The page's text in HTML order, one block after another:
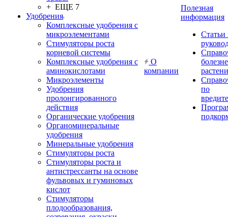
+ ЕЩЕ 7
Удобрения
Комплексные удобрения с
микроэлементами
Стимуляторы роста
корневой системы
Комплексные удобрения с
аминокислотами
Микроэлементы
Удобрения
пролонгированного
действия
Органические удобрения
Органоминеральные
удобрения
Минеральные удобрения
Стимуляторы роста
Стимуляторы роста и
антистрессанты на основе
фульвовых и гуминовых
кислот
Стимуляторы
плодообразования,
О
компании
Полезная
информация
Статьи
по